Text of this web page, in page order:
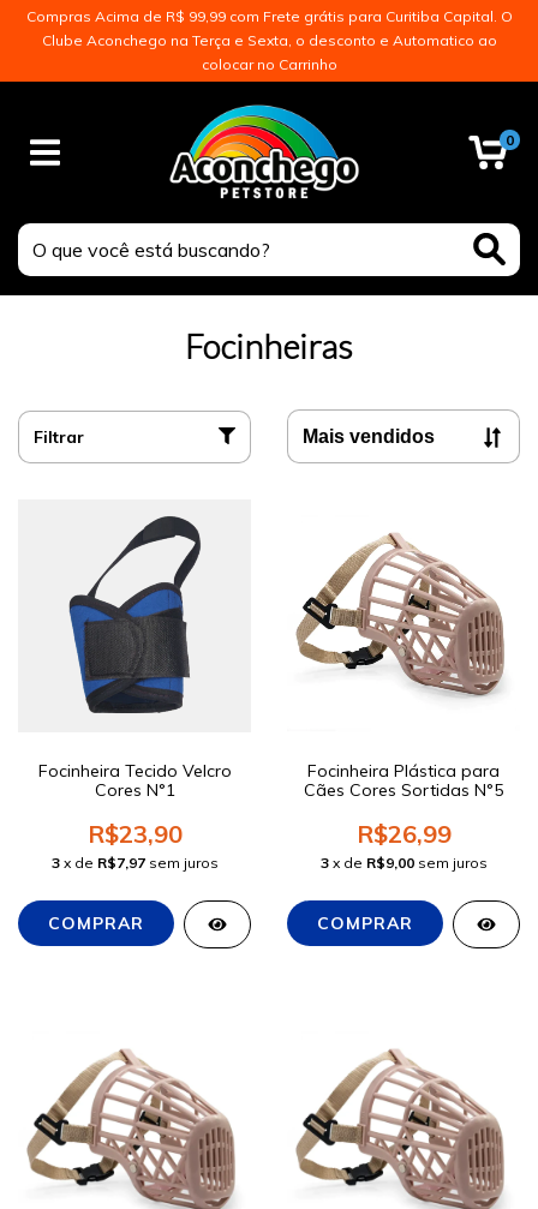
Compras Acima de R$ 99,99 com Frete grátis para Curitiba Capital. O
Clube Aconchego na Terça e Sexta, o desconto e Automatico ao
colocar no Carrinho
0
Focinheiras
Filtrar
Focinheira Tecido Velcro
Cores N°1
R$23,90
3 x de R$7,97 sem juros
Focinheira Plástica para
Cães Cores Sortidas N°5
R$26,99
3 x de R$9,00 sem juros